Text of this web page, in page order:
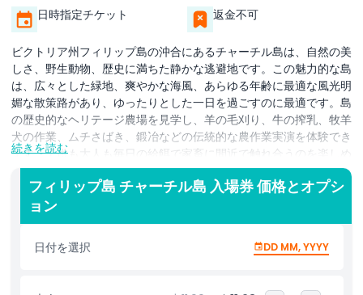
日時指定チケット 返金不可
ビクトリア州フィリップ島の沖合にあるチャーチル島は、自然の美
しさ、野生動物、歴史に満ちた静かな逃避地です。この魅力的な島
は、広々とした緑地、爽やかな海風、あらゆる年齢に最適な風光明
媚な散策路があり、ゆったりとした一日を過ごすのに最適です。島
の歴史的なヘリテージ農場を見学し、羊の毛刈り、牛の搾乳、牧羊
犬の作業、ムチさばき、鍛冶などの伝統的な農作業実演を体験でき
ます。子供も大人も毎日の給餌で家畜に間近で触れ合うのを楽しめ
ます。絵のように美しい入り江の散策路を歩くか、2.5kmのノース
ポイントループをたどれば、古いムーナの木や5,000万年以上前の
独特な玄武岩の地形、バードウォッチングに最適な豊富な在来の野
鳥を発見できます。散策の後は島のカフェでくつろぎ、穏やかな海
の眺めを楽しみながらコーヒーや紅茶を味わえます。
ークスの一部です。訪問ごとに地域の野生動物の保護やフィリップ
続きを読む
フィリップ島 チャーチル島 入場券 価格とオプシ
ョン
日付を選択 DD MM, YYYY